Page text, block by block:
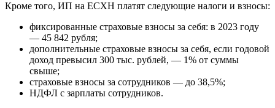
Кроме того, ИП на ЕСХН платят следующие налоги и взносы:
фиксированные страховые взносы за себя: в 2023 году
— 45 842 рубля;
дополнительные страховые взносы за себя, если годовой
доход превысил 300 тыс. рублей, — 1% от суммы
свыше;
страховые взносы за сотрудников — до 38,5%;
НДФЛ с зарплаты сотрудников.